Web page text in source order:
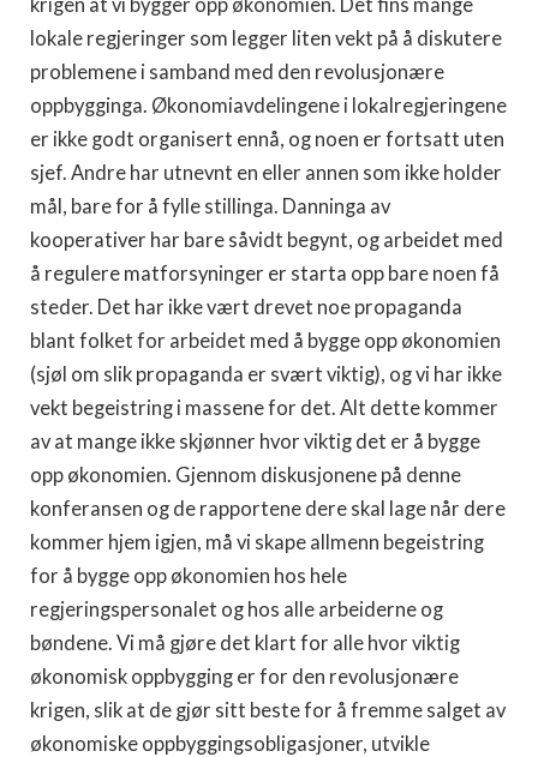
krigen at vi bygger opp økonomien. Det fins mange
lokale regjeringer som legger liten vekt på å diskutere
problemene i samband med den revolusjonære
oppbygginga. Økonomiavdelingene i lokalregjeringene
er ikke godt organisert ennå, og noen er fortsatt uten
sjef. Andre har utnevnt en eller annen som ikke holder
mål, bare for å fylle stillinga. Danninga av
kooperativer har bare såvidt begynt, og arbeidet med
å regulere matforsyninger er starta opp bare noen få
steder. Det har ikke vært drevet noe propaganda
blant folket for arbeidet med å bygge opp økonomien
(sjøl om slik propaganda er svært viktig), og vi har ikke
vekt begeistring i massene for det. Alt dette kommer
av at mange ikke skjønner hvor viktig det er å bygge
opp økonomien. Gjennom diskusjonene på denne
konferansen og de rapportene dere skal lage når dere
kommer hjem igjen, må vi skape allmenn begeistring
for å bygge opp økonomien hos hele
regjeringspersonalet og hos alle arbeiderne og
bøndene. Vi må gjøre det klart for alle hvor viktig
økonomisk oppbygging er for den revolusjonære
krigen, slik at de gjør sitt beste for å fremme salget av
økonomiske oppbyggingsobligasjoner, utvikle